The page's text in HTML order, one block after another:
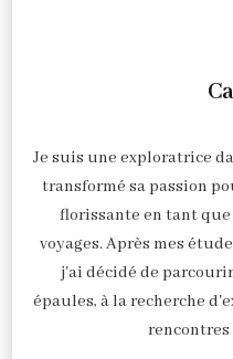
Je suis une exploratrice
transformé sa passion
florissante en tant
voyages. Après mes
j'ai décidé de
épaules, à la recherche